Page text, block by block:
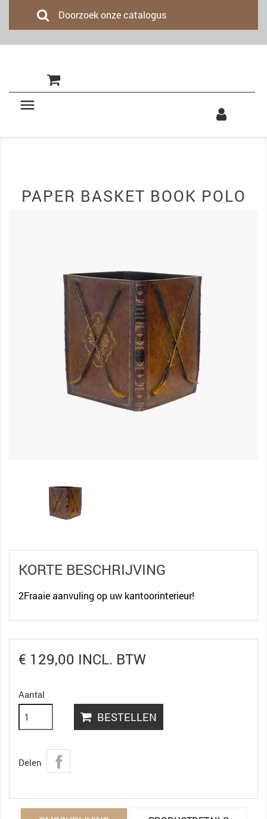

PAPER BASKET BOOK POLO
KORTE BESCHRIJVING
2Fraaie aanvuling op uw kantoorinterieur!
€ 129,00 INCL. BTW
Aantal
BESTELLEN
Delen